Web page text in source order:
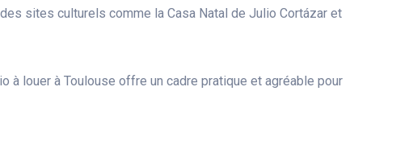
sites culturels comme la Casa Natal de Julio Cortázar et
louer à Toulouse offre un cadre pratique et agréable pour